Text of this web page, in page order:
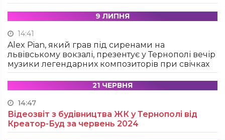
9 ЛИПНЯ
14:41
Alex Pian, який грав під сиренами на
львівському вокзалі, презентує у Тернополі вечір
музики легендарних композиторів при свічках
21 ЧЕРВНЯ
14:47
Відеозвіт з будівництва ЖК у Тернополі від
Креатор-Буд за червень 2024